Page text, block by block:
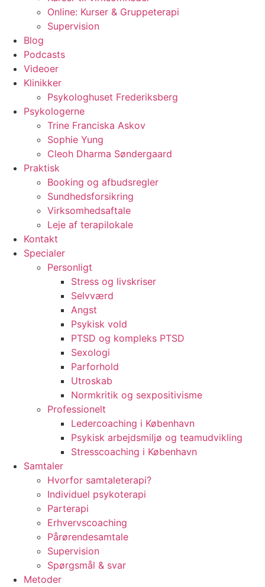
Online: Kurser & Gruppeterapi
Supervision
Blog
Podcasts
Videoer
Klinikker
Psykologhuset Frederiksberg
Psykologerne
Trine Franciska Askov
Sophie Yung
Cleoh Dharma Søndergaard
Praktisk
Booking og afbudsregler
Sundhedsforsikring
Virksomhedsaftale
Leje af terapilokale
Kontakt
Specialer
Personligt
Stress og livskriser
Selvværd
Angst
Psykisk vold
PTSD og kompleks PTSD
Sexologi
Parforhold
Utroskab
Normkritik og sexpositivisme
Professionelt
Ledercoaching i København
Psykisk arbejdsmiljø og teamudvikling
Stresscoaching i København
Samtaler
Hvorfor samtaleterapi?
Individuel psykoterapi
Parterapi
Erhvervscoaching
Pårørendesamtale
Supervision
Spørgsmål & svar
Metoder